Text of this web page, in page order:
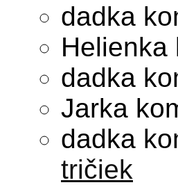
dadka
Helienka
dadka
Jarka
dadka
tričiek